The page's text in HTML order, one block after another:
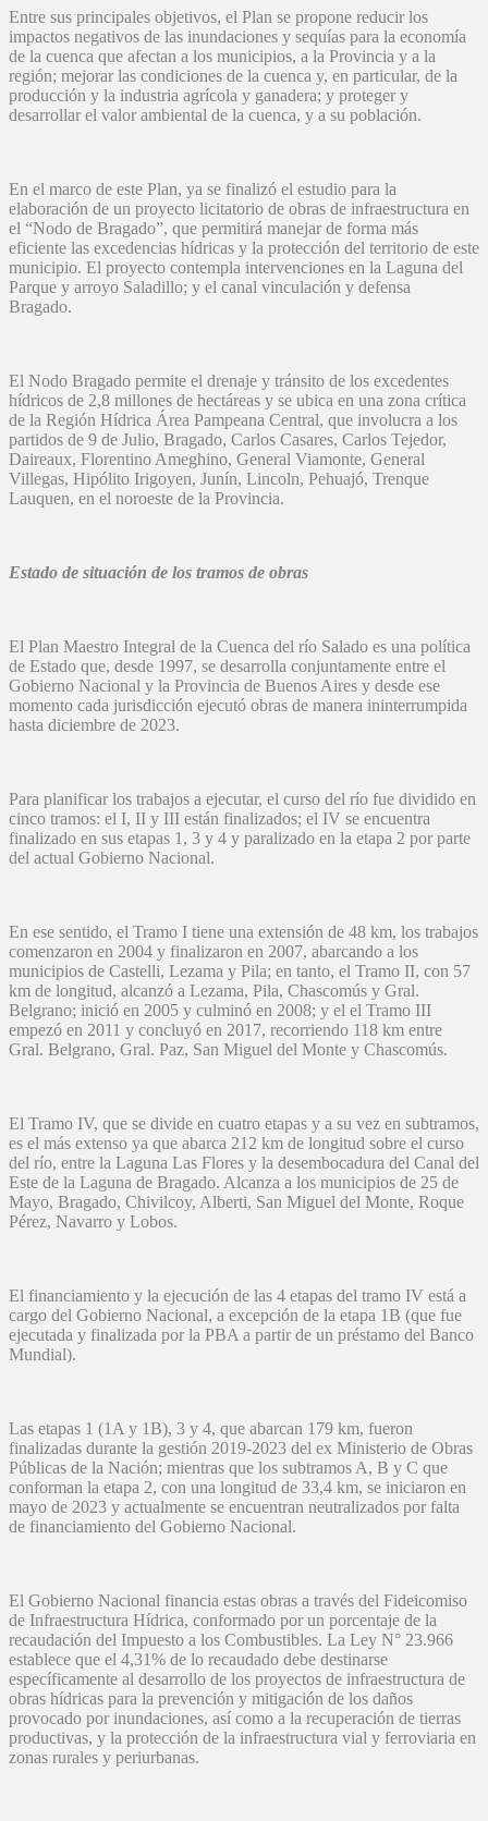
Entre sus principales objetivos, el Plan se propone reducir los
impactos negativos de las inundaciones y sequías para la economía
de la cuenca que afectan a los municipios, a la Provincia y a la
región; mejorar las condiciones de la cuenca y, en particular, de la
producción y la industria agrícola y ganadera; y proteger y
desarrollar el valor ambiental de la cuenca, y a su población.
En el marco de este Plan, ya se finalizó el estudio para la
elaboración de un proyecto licitatorio de obras de infraestructura en
el “Nodo de Bragado”, que permitirá manejar de forma más
eficiente las excedencias hídricas y la protección del territorio de este
municipio. El proyecto contempla intervenciones en la Laguna del
Parque y arroyo Saladillo; y el canal vinculación y defensa
Bragado.
El Nodo Bragado permite el drenaje y tránsito de los excedentes
hídricos de 2,8 millones de hectáreas y se ubica en una zona crítica
de la Región Hídrica Área Pampeana Central, que involucra a los
partidos de 9 de Julio, Bragado, Carlos Casares, Carlos Tejedor,
Daireaux, Florentino Ameghino, General Viamonte, General
Villegas, Hipólito Irigoyen, Junín, Lincoln, Pehuajó, Trenque
Lauquen, en el noroeste de la Provincia.
Estado de situación de los tramos de obras
El Plan Maestro Integral de la Cuenca del río Salado es una política
de Estado que, desde 1997, se desarrolla conjuntamente entre el
Gobierno Nacional y la Provincia de Buenos Aires y desde ese
momento cada jurisdicción ejecutó obras de manera ininterrumpida
hasta diciembre de 2023.
Para planificar los trabajos a ejecutar, el curso del río fue dividido en
cinco tramos: el I, II y III están finalizados; el IV se encuentra
finalizado en sus etapas 1, 3 y 4 y paralizado en la etapa 2 por parte
del actual Gobierno Nacional.
En ese sentido, el Tramo I tiene una extensión de 48 km, los trabajos
comenzaron en 2004 y finalizaron en 2007, abarcando a los
municipios de Castelli, Lezama y Pila; en tanto, el Tramo II, con 57
km de longitud, alcanzó a Lezama, Pila, Chascomús y Gral.
Belgrano; inició en 2005 y culminó en 2008; y el el Tramo III
empezó en 2011 y concluyó en 2017, recorriendo 118 km entre
Gral. Belgrano, Gral. Paz, San Miguel del Monte y Chascomús.
El Tramo IV, que se divide en cuatro etapas y a su vez en subtramos,
es el más extenso ya que abarca 212 km de longitud sobre el curso
del río, entre la Laguna Las Flores y la desembocadura del Canal del
Este de la Laguna de Bragado. Alcanza a los municipios de 25 de
Mayo, Bragado, Chivilcoy, Alberti, San Miguel del Monte, Roque
Pérez, Navarro y Lobos.
El financiamiento y la ejecución de las 4 etapas del tramo IV está a
cargo del Gobierno Nacional, a excepción de la etapa 1B (que fue
ejecutada y finalizada por la PBA a partir de un préstamo del Banco
Mundial).
Las etapas 1 (1A y 1B), 3 y 4, que abarcan 179 km, fueron
finalizadas durante la gestión 2019-2023 del ex Ministerio de Obras
Públicas de la Nación; mientras que los subtramos A, B y C que
conforman la etapa 2, con una longitud de 33,4 km, se iniciaron en
mayo de 2023 y actualmente se encuentran neutralizados por falta
de financiamiento del Gobierno Nacional.
El Gobierno Nacional financia estas obras a través del Fideicomiso
de Infraestructura Hídrica, conformado por un porcentaje de la
recaudación del Impuesto a los Combustibles. La Ley N° 23.966
establece que el 4,31% de lo recaudado debe destinarse
específicamente al desarrollo de los proyectos de infraestructura de
obras hídricas para la prevención y mitigación de los daños
provocado por inundaciones, así como a la recuperación de tierras
productivas, y la protección de la infraestructura vial y ferroviaria en
zonas rurales y periurbanas.